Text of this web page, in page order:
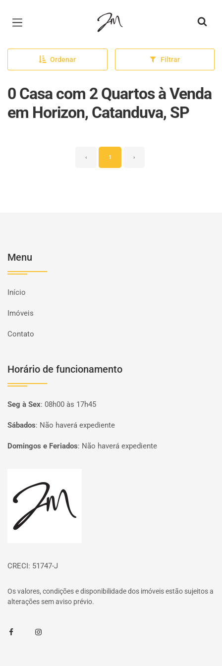
Página inicial
Ordenar Filtrar
0 Casa com 2 Quartos à Venda
em Horizon, Catanduva, SP
‹ 1 ›
Menu
Início
Imóveis
Contato
Horário de funcionamento
Seg à Sex: 08h00 às 17h45
Sábados: Não haverá expediente
Domingos e Feriados: Não haverá expediente
CRECI: 51747-J
Os valores, condições e disponibilidade dos imóveis estão sujeitos a
alterações sem aviso prévio.
FacebookInstagram